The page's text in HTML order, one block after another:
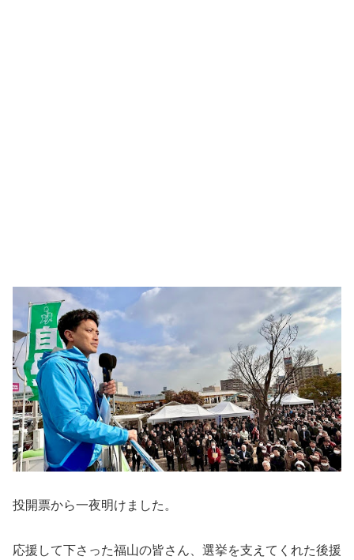
投開票から一夜明けました。
応援して下さった福山の皆さん、選挙を支えてくれた後援